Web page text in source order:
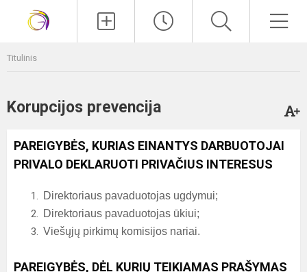
Titulinis
Korupcijos prevencija
PAREIGYBĖS, KURIAS EINANTYS DARBUOTOJAI
PRIVALO DEKLARUOTI PRIVAČIUS INTERESUS
Direktoriaus pavaduotojas ugdymui;
Direktoriaus pavaduotojas ūkiui;
Viešųjų pirkimų komisijos nariai.
PAREIGYBĖS, DĖL KURIŲ TEIKIAMAS PRAŠYMAS